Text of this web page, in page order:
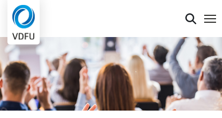
Mitgliederportal
Verband
Mitglieder